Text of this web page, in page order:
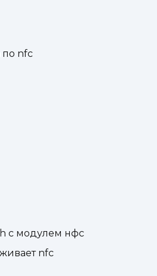
по nfc
с модулем нфс
nfc